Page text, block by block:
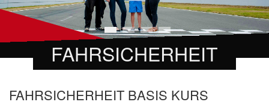
1 2 3 4
FAHRSICHERHEIT
FAHRSICHERHEIT BASIS KURS